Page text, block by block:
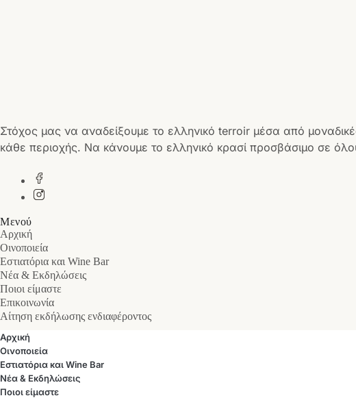
Στόχος μας να αναδείξουμε το ελληνικό terroir μέσα από
κάθε περιοχής. Να κάνουμε το ελληνικό κρασί προσβάσιμο σε
Μενού
Αρχική
Οινοποιεία
Εστιατόρια και Wine Bar
Νέα & Εκδηλώσεις
Ποιοι είμαστε
Επικοινωνία
Αίτηση εκδήλωσης ενδιαφέροντος
Αρχική
Οινοποιεία
Εστιατόρια και Wine Bar
Νέα & Εκδηλώσεις
Ποιοι είμαστε